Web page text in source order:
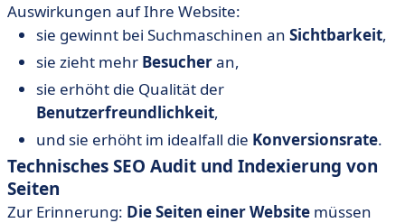
Auswirkungen auf Ihre Website:
sie gewinnt bei Suchmaschinen an Sichtbarkeit,
sie zieht mehr Besucheran,
sie erhöht die Qualität der
Benutzerfreundlichkeit,
und sie erhöht im idealfall die Konversionsrate.
Technisches SEO Audit und Indexierung von
Seiten
Zur Erinnerung: Die Seiten einer Website müssen